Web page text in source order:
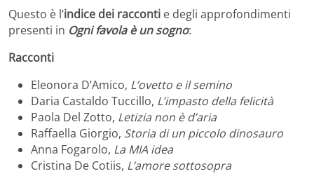
Questo è l’indice dei racconti e degli approfondimenti
presenti in Ogni favola è un sogno:
Racconti
Eleonora D’Amico, L’ovetto e il semino
Daria Castaldo Tuccillo, L’impasto della felicità
Paola Del Zotto, Letizia non è d’aria
Raffaella Giorgio, Storia di un piccolo dinosauro
Anna Fogarolo, La MIA idea
Cristina De Cotiis, L’amore sottosopra